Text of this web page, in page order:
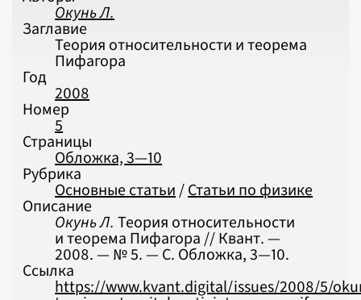
Окунь Л.
Заглавие
Теория относительности и теорема
Пифагора
Год
2008
Номер
5
Страницы
Обложка, 3—10
Рубрика
Основные статьи /Статьи по физике
Описание
Окунь Л. Теория относительности
и теорема Пифагора // Квант. —
2008. — № 5. — С. Обложка, 3‍—‍10.
Ссылка
https://www.kvant.digital/issues/2008/5/